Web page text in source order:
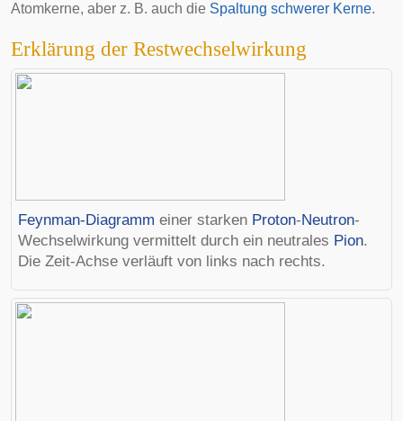
Atomkerne, aber z. B. auch die Spaltung schwerer Kerne.
Erklärung der Restwechselwirkung
Feynman-Diagramm einer starken Proton-Neutron-
Wechselwirkung vermittelt durch ein neutrales Pion.
Die Zeit-Achse verläuft von links nach rechts.